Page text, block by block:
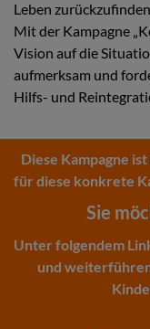
Leben
Mit der Kampagne
Vision auf die
aufmerksam und
Hilfs- und
Diese Kampagne
für diese konkrete
Sie
Unter folgendem
und